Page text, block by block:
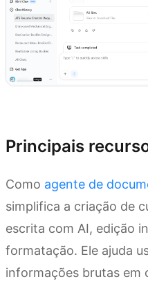
Principais
Como agente de
simplifica a criação de
escrita com AI, edição
formatação. Ele ajuda
informações brutas em